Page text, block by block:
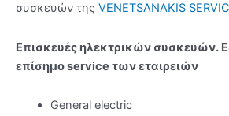
συσκευών της VENETSANAKIS
Επισκευές ηλεκτρικών συσκευών.
επίσημο service των εταιρειών
General electric